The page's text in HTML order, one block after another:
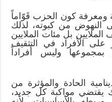
ومعرفة كون الحزب قَوّاماً
النهوض من كبوته، لذلك
بل مئات الملايين
على الأفراد في التثقيف
بمجموعها وليس أفراداً
الحادة والمؤثرة من
يقتضي مواكبة كل جديد،